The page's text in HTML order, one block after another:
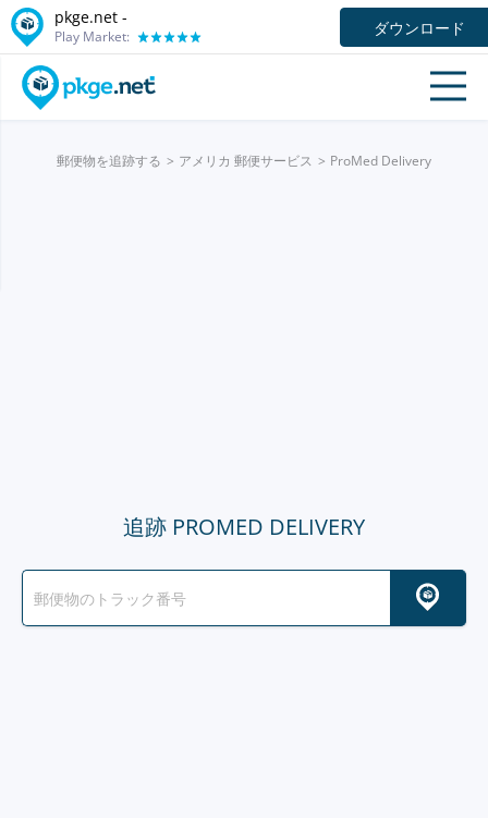
pkge.net -
Play Market: ダウンロード
郵便物を追跡する アメリカ 郵便サービス ProMed Delivery
追跡 PROMED DELIVERY